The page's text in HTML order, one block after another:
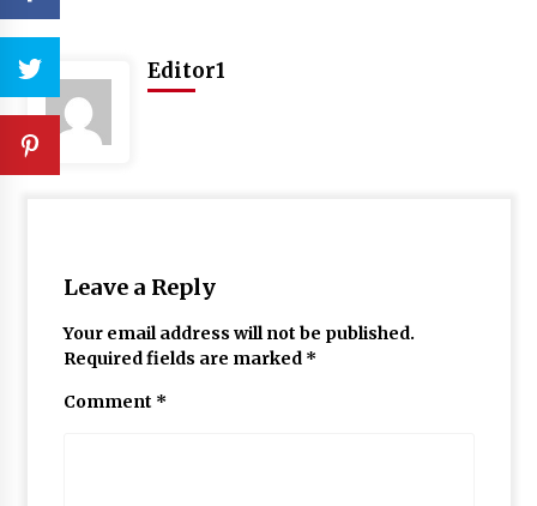
Editor1
Leave a Reply
Your email address will not be published.
Required fields are marked *
Comment *